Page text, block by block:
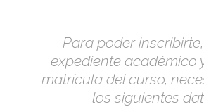
Para poder
expediente académico
matrícula del curso,
los siguientes